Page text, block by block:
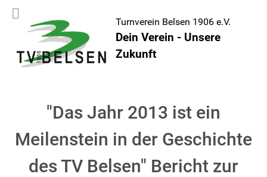
Turnverein Belsen 1906 e.V.
Dein Verein - Unsere
Zukunft
"Das Jahr 2013 ist ein
Meilenstein in der Geschichte
des TV Belsen" Bericht zur